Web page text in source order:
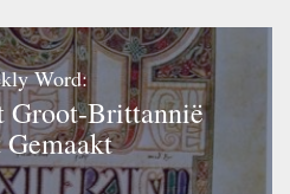
Word:
Groot-Brittannië